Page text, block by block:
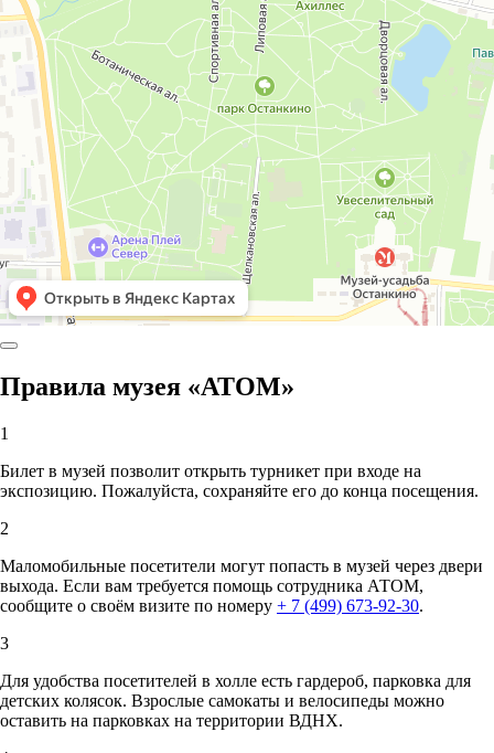
Правила музея «АТОМ»
1
Билет в музей позволит открыть турникет при входе на
экспозицию. Пожалуйста, сохраняйте его до конца посещения.
2
Маломобильные посетители могут попасть в музей через двери
выхода. Если вам требуется помощь сотрудника АТОМ,
сообщите о своём визите по номеру + 7 (499) 673-92-30.
3
Для удобства посетителей в холле есть гардероб, парковка для
детских колясок. Взрослые самокаты и велосипеды можно
оставить на парковках на территории ВДНХ.